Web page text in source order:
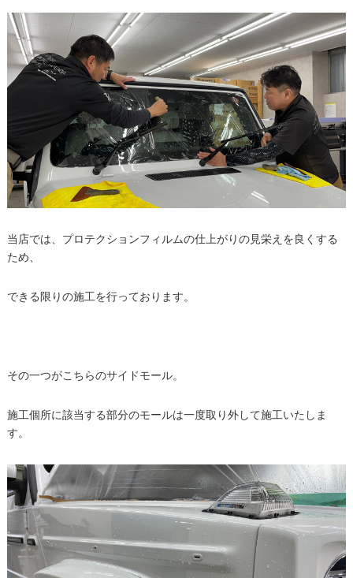
当店では、プロテクションフィルムの仕上がりの見栄えを良くする
ため、
できる限りの施工を行っております。
その一つがこちらのサイドモール。
施工個所に該当する部分のモールは一度取り外して施工いたしま
す。